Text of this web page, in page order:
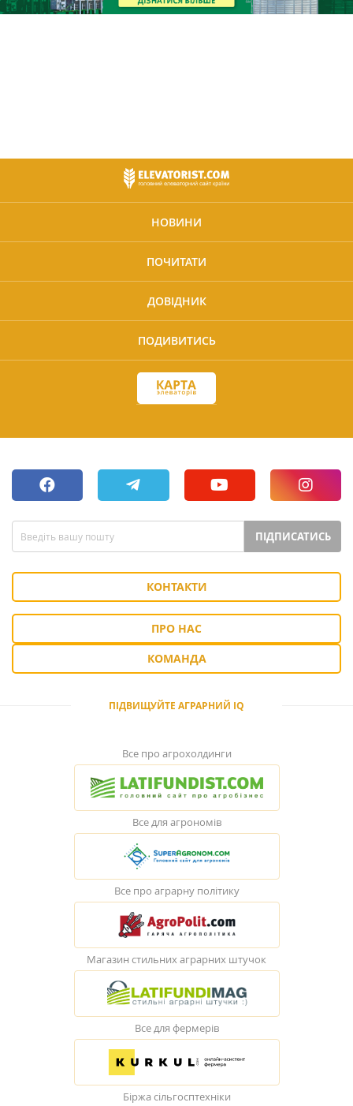
НОВИНИ
ПОЧИТАТИ
ДОВІДНИК
ПОДИВИТИСЬ
ПІДПИСАТИСЬ
КОНТАКТИ
ПРО НАС
КОМАНДА
ПІДВИЩУЙТЕ АГРАРНИЙ IQ
Все про агрохолдинги
Все для агрономів
Все про аграрну політику
Магазин стильних аграрних штучок
Все для фермерів
Біржа сільгосптехніки